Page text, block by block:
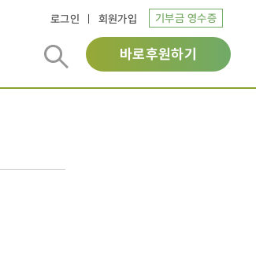
로그인 회원가입 기부금 영수증
바로후원하기